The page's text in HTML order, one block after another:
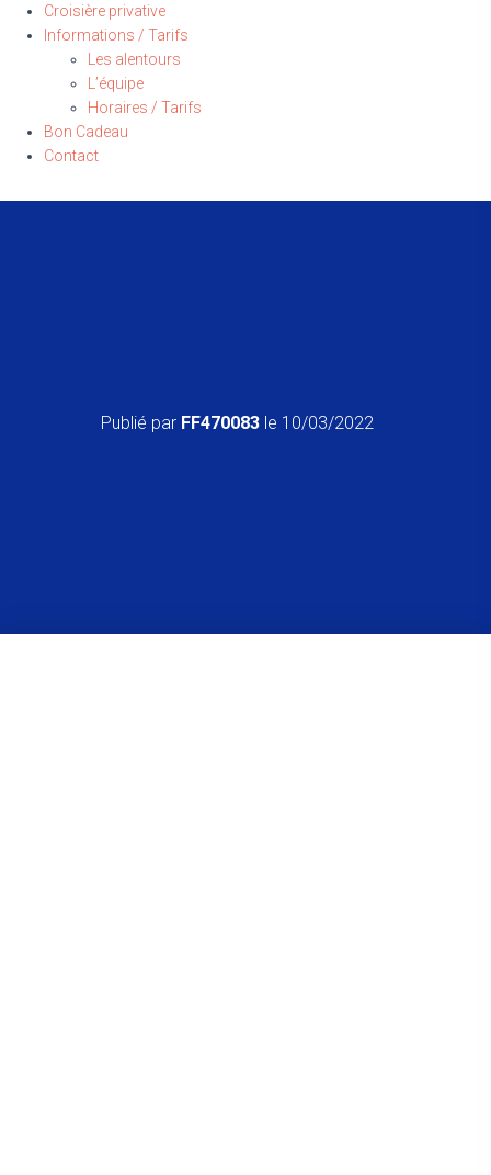
Croisière privative
Informations / Tarifs
Les alentours
L’équipe
Horaires / Tarifs
Bon Cadeau
Contact
Publié par FF470083 le 10/03/2022